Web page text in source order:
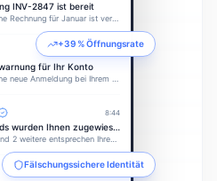
INV-2847 ist bereit
Ihre monatliche Rechnung für Januar ist verfügbar…
für Ihr Konto
Wir haben eine neue Anmeldung bei Ihrem Google-Konto festgestellt…
+39 % Öffnungsrate
8:44
3 neue Leads wurden Ihnen zugewiesen
Acme Corp und 2 weitere entsprechen Ihren ICP-Kriterien…
Fälschungssichere Identität